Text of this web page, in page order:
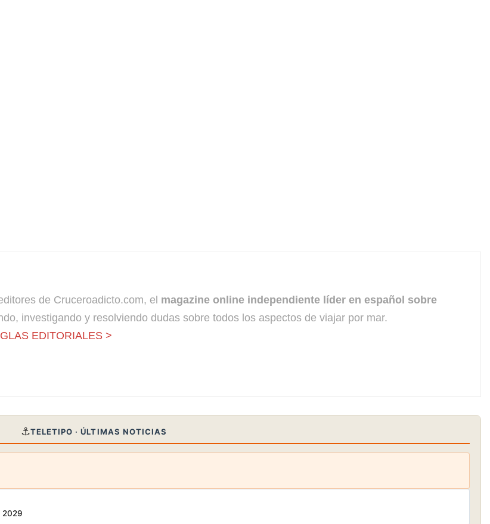
de Cruceroadicto.com, el magazine online independiente líder en español sobre
investigando y resolviendo dudas sobre todos los aspectos de viajar por mar.
EDITORIALES >
⚓TELETIPO · ÚLTIMAS NOTICIAS
2029